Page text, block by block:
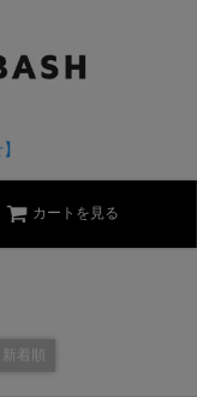
カートを見る
新着順